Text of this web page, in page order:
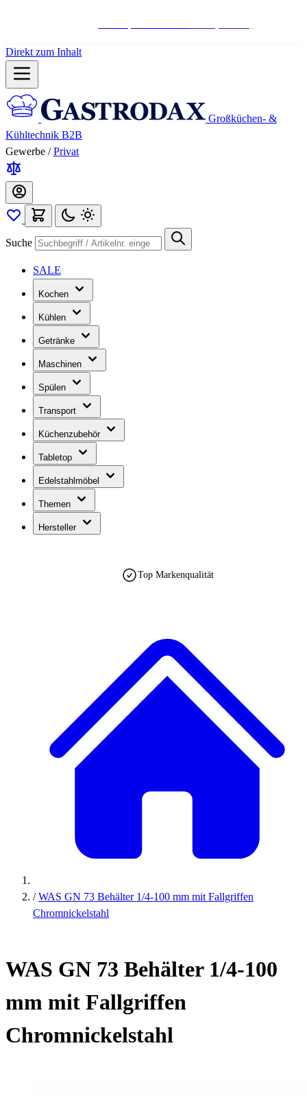
Direkt zum Inhalt
Großküchen- &
Kühltechnik B2B
Gewerbe / Privat
Suche
SALE
Kochen
Kühlen
Getränke
Maschinen
Spülen
Transport
Küchenzubehör
Tabletop
Edelstahlmöbel
Themen
Hersteller
Top Markenqualität
/ WAS GN 73 Behälter 1/4-100 mm mit Fallgriffen
Chromnickelstahl
WAS GN 73 Behälter 1/4-100
mm mit Fallgriffen
Chromnickelstahl